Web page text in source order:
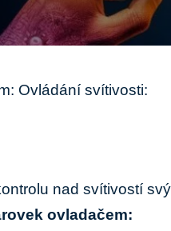
Ovládání svítivosti:
nad svítivostí
ovladačem: